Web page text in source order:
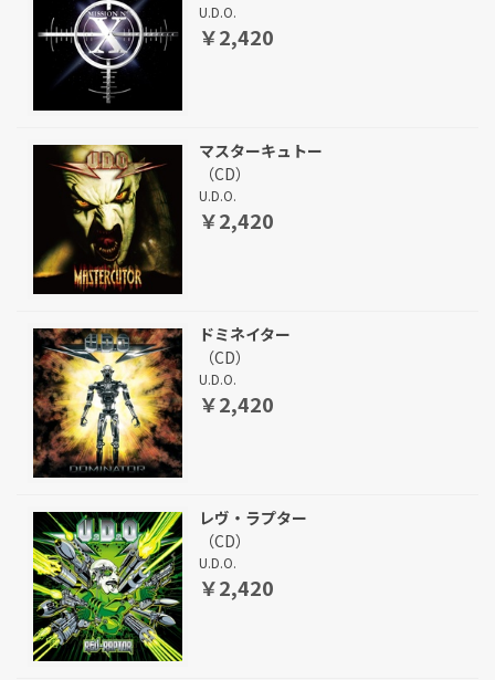
U.D.O.
￥2,420
マスターキュトー
（CD）
U.D.O.
￥2,420
ドミネイター
（CD）
U.D.O.
￥2,420
レヴ・ラプター
（CD）
U.D.O.
￥2,420